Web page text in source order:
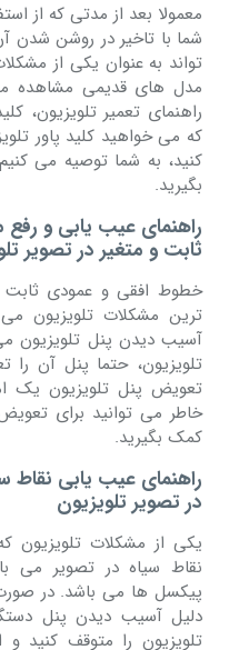
معمولا بعد از مدتی که از
شما با تاخیر در روشن شدن
تواند به عنوان یکی از
مدل های قدیمی مشاهده
راهنمای تعمیر تلویزیون،
که می خواهید کلید پاور
کنید، به شما توصیه می
بگیرید.
راهنمای عیب یابی و
ثابت و متغیر در تصویر
خطوط افقی و عمودی ثابت
ترین مشکلات تلویزیون
آسیب دیدن پنل تلویزیون
تلویزیون، حتما پنل آن را
تعویض پنل تلویزیون یک
خاطر می توانید برای
کمک بگیرید.
راهنمای عیب یابی نقاط
در تصویر تلویزیون
یکی از مشکلات تلویزیون
نقاط سیاه در تصویر می
پیکسل ها می باشد. در
دلیل آسیب دیدن پنل
تلویزیون را متوقف کنید